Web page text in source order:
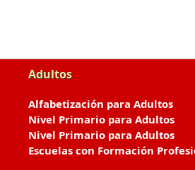
Adultos
Alfabetización para Adultos
Nivel Primario para Adultos
Nivel Primario para Adultos
Escuelas con Formación